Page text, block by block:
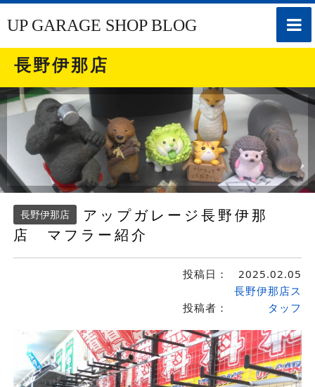
toggle
UP GARAGE SHOP BLOG
長野伊那店
長野伊那店
アップガレージ長野伊那
店 マフラー紹介
投稿日： 2025.02.05
投稿者：
長野伊那店ス
タッフ